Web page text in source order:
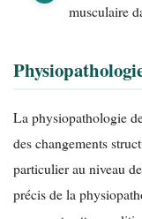
musculaire
La physiopathologie
des changements
particulier au niveau
précis de la